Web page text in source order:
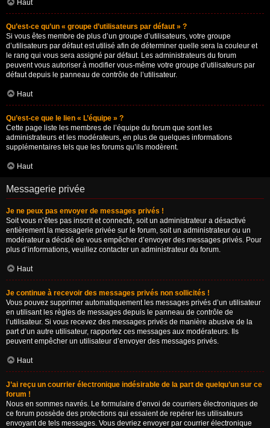
Haut
Qu’est-ce qu’un « groupe d’utilisateurs par défaut » ?
Si vous êtes membre de plus d’un groupe d’utilisateurs, votre groupe
d’utilisateurs par défaut est utilisé afin de déterminer quelle sera la couleur et
le rang qui vous sera assigné par défaut. Les administrateurs du forum
peuvent vous autoriser à modifier vous-même votre groupe d’utilisateurs par
défaut depuis le panneau de contrôle de l’utilisateur.
Haut
Qu’est-ce que le lien « L’équipe » ?
Cette page liste les membres de l’équipe du forum que sont les
administrateurs et les modérateurs, en plus de quelques informations
supplémentaires tels que les forums qu’ils modèrent.
Haut
Messagerie privée
Je ne peux pas envoyer de messages privés !
Soit vous n’êtes pas inscrit et connecté, soit un administrateur a désactivé
entièrement la messagerie privée sur le forum, soit un administrateur ou un
modérateur a décidé de vous empêcher d’envoyer des messages privés. Pour
plus d’informations, veuillez contacter un administrateur du forum.
Haut
Je continue à recevoir des messages privés non sollicités !
Vous pouvez supprimer automatiquement les messages privés d’un utilisateur
en utilisant les règles de messages depuis le panneau de contrôle de
l’utilisateur. Si vous recevez des messages privés de manière abusive de la
part d’un autre utilisateur, rapportez ces messages aux modérateurs. Ils
peuvent empêcher un utilisateur d’envoyer des messages privés.
Haut
J’ai reçu un courrier électronique indésirable de la part de quelqu’un sur ce
forum !
Nous en sommes navrés. Le formulaire d’envoi de courriers électroniques de
ce forum possède des protections qui essaient de repérer les utilisateurs
envoyant de tels messages. Vous devriez envoyer par courrier électronique